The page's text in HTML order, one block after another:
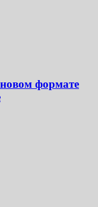
формате